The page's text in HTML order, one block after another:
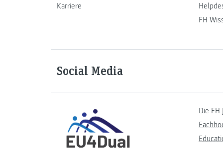
Karriere
FH
Social Media
Die FH